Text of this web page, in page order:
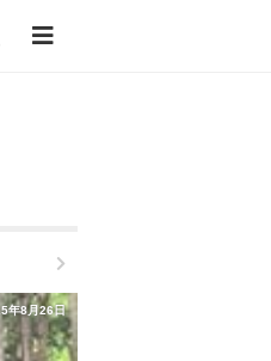
年8月26日